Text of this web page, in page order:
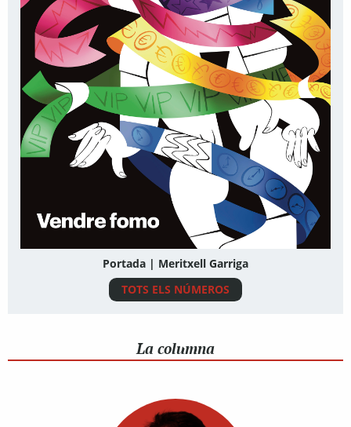
Portada | Meritxell Garriga
TOTS ELS NÚMEROS
La columna